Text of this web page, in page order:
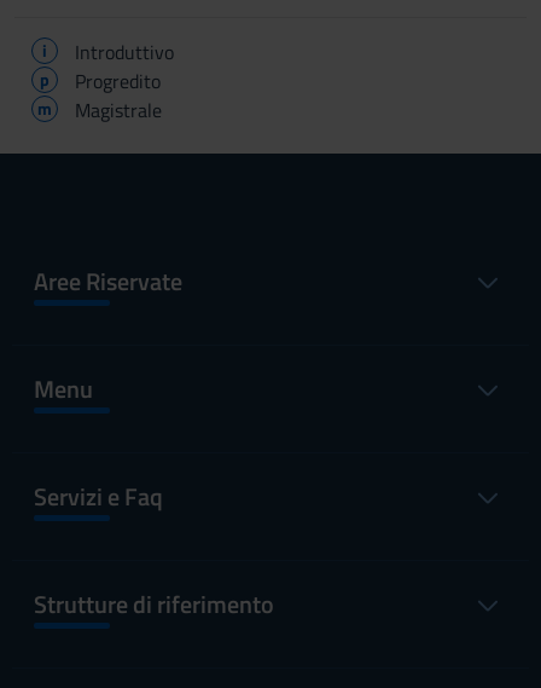
i Introduttivo
p Progredito
m Magistrale
Aree Riservate
Menu
Servizi e Faq
Strutture di riferimento